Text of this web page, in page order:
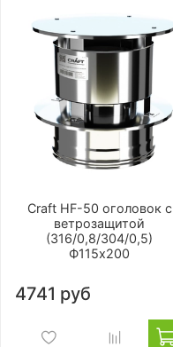
Craft HF-50 оголовок с
ветрозащитой
(316/0,8/304/0,5)
Ф115х200
4741 руб